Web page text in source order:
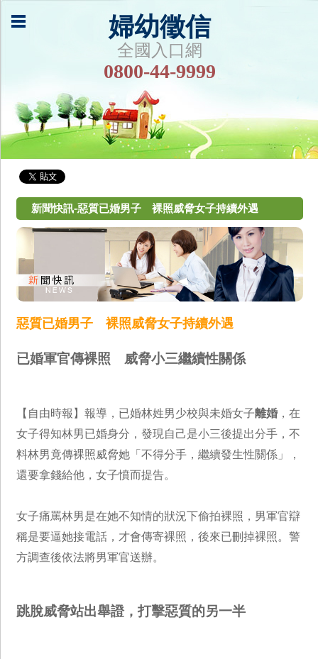
婦幼徵信
全國入口網
0800-44-9999
新聞快訊-惡質已婚男子 裸照威脅女子持續外遇
惡質已婚男子 裸照威脅女子持續外遇
已婚軍官傳裸照 威脅小三繼續性關係
【自由時報】報導，已婚林姓男少校與未婚女子離婚 ，在
女子得知林男已婚身分，發現自己是小三後提出分手，不
料林男竟傳裸照威脅她「不得分手，繼續發生性關係」，
還要拿錢給他，女子憤而提告。
女子痛罵林男是在她不知情的狀況下偷拍裸照，男軍官辯
稱是要逼她接電話，才會傳寄裸照，後來已刪掉裸照。警
方調查後依法將男軍官送辦。
跳脫威脅站出舉證，打擊惡質的另一半